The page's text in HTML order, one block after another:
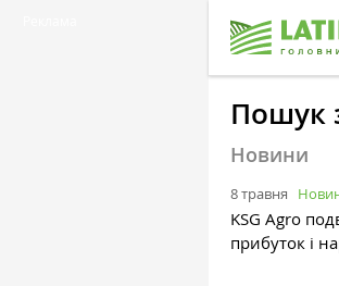
Пошук
Новини
8 травня
KSG Agro
прибуток і